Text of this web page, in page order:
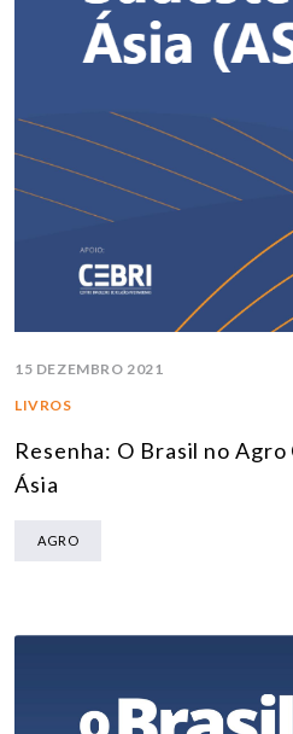
15 DEZEMBRO 2021
LIVROS
Resenha: O Brasil no Agro
Ásia
AGRO